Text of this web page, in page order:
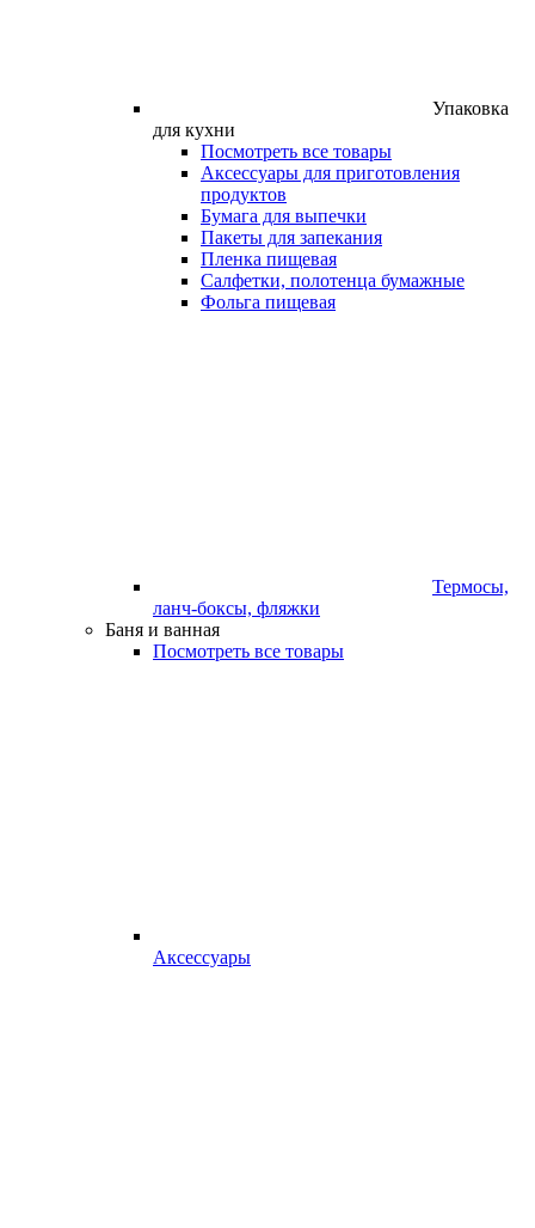
Упаковка
для кухни
Посмотреть все товары
Аксессуары для приготовления
продуктов
Бумага для выпечки
Пакеты для запекания
Пленка пищевая
Салфетки, полотенца бумажные
Фольга пищевая
Термосы,
ланч-боксы, фляжки
Баня и ванная
Посмотреть все товары
Аксессуары